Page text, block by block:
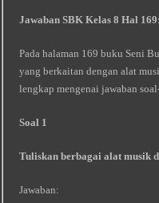
Jawaban SBK Kelas 8 Hal
Pada halaman 169 buku Seni
yang berkaitan dengan alat
lengkap mengenai jawaban
Soal 1
Tuliskan berbagai alat musik
Jawaban: